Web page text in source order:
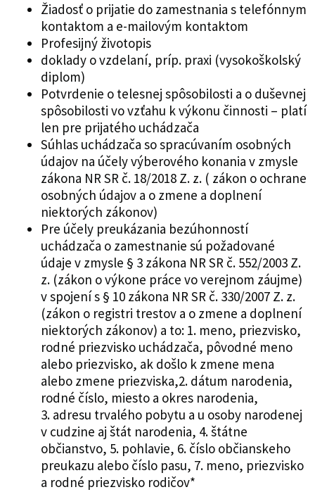
Žiadosť o prijatie do zamestnania s telefónnym
kontaktom a e-mailovým kontaktom
Profesijný životopis
doklady o vzdelaní, príp. praxi (vysokoškolský
diplom)
Potvrdenie o telesnej spôsobilosti a o duševnej
spôsobilosti vo vzťahu k výkonu činnosti – platí
len pre prijatého uchádzača
Súhlas uchádzača so spracúvaním osobných
údajov na účely výberového konania v zmysle
zákona NR SR č. 18/2018 Z. z. ( zákon o ochrane
osobných údajov a o zmene a doplnení
niektorých zákonov)
Pre účely preukázania bezúhonností
uchádzača o zamestnanie sú požadované
údaje v zmysle § 3 zákona NR SR č. 552/2003 Z.
z. (zákon o výkone práce vo verejnom záujme)
v spojení s § 10 zákona NR SR č. 330/2007 Z. z.
(zákon o registri trestov a o zmene a doplnení
niektorých zákonov) a to: 1. meno, priezvisko,
rodné priezvisko uchádzača, pôvodné meno
alebo priezvisko, ak došlo k zmene mena
alebo zmene priezviska,2. dátum narodenia,
rodné číslo, miesto a okres narodenia,
3. adresu trvalého pobytu a u osoby narodenej
v cudzine aj štát narodenia, 4. štátne
občianstvo, 5. pohlavie, 6. číslo občianskeho
preukazu alebo číslo pasu, 7. meno, priezvisko
a rodné priezvisko rodičov*